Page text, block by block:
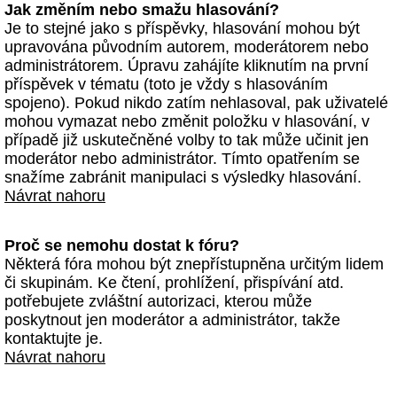
Jak změním nebo smažu hlasování?
Je to stejné jako s příspěvky, hlasování mohou být
upravována původním autorem, moderátorem nebo
administrátorem. Úpravu zahájíte kliknutím na první
příspěvek v tématu (toto je vždy s hlasováním
spojeno). Pokud nikdo zatím nehlasoval, pak uživatelé
mohou vymazat nebo změnit položku v hlasování, v
případě již uskutečněné volby to tak může učinit jen
moderátor nebo administrátor. Tímto opatřením se
snažíme zabránit manipulaci s výsledky hlasování.
Návrat nahoru
Proč se nemohu dostat k fóru?
Některá fóra mohou být znepřístupněna určitým lidem
či skupinám. Ke čtení, prohlížení, přispívání atd.
potřebujete zvláštní autorizaci, kterou může
poskytnout jen moderátor a administrátor, takže
kontaktujte je.
Návrat nahoru